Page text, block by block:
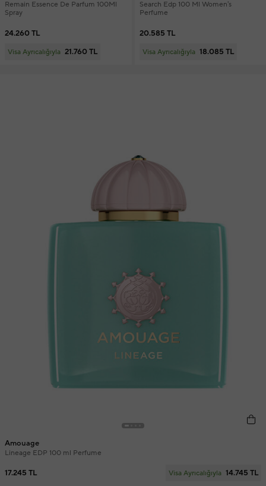
Remain Essence De Parfum 100Ml
Spray
24.260 TL
Visa Ayrıcalığıyla 21.760 TL
Search Edp 100 Ml Women's
Perfume
20.585 TL
Visa Ayrıcalığıyla 18.085 TL
Amouage
Lineage EDP 100 ml Perfume
17.245 TL Visa Ayrıcalığıyla 14.745 TL